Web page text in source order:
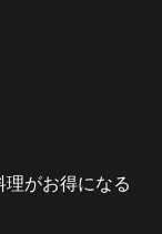
がお得になる